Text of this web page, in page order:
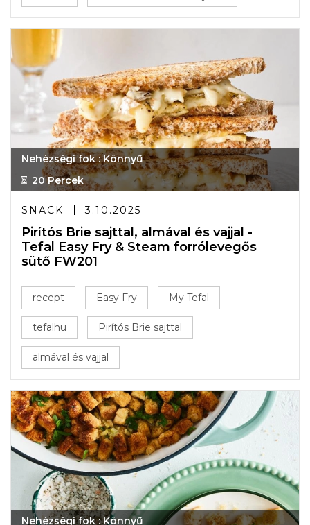
Nehézségi fok : Könnyű
20 Percek
SNACK 3.10.2025
Pirítós Brie sajttal, almával és vajjal -
Tefal Easy Fry & Steam forrólevegős
sütő FW201
recept Easy Fry My Tefal
tefalhu Pirítós Brie sajttal
almával és vajjal
Nehézségi fok : Könnyű